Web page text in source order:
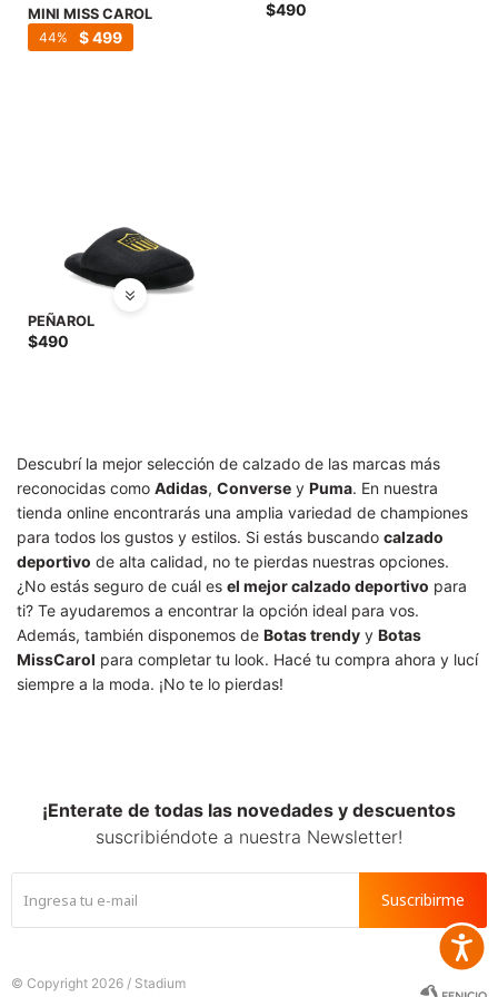
MINI MISS CAROL
$499
44
$490
PEÑAROL
$490
Descubrí la mejor selección de calzado de las marcas más
reconocidas como Adidas, Converse y Puma. En nuestra
tienda online encontrarás una amplia variedad de championes
para todos los gustos y estilos. Si estás buscando calzado
deportivo de alta calidad, no te pierdas nuestras opciones.
¿No estás seguro de cuál es el mejor calzado deportivo para
ti? Te ayudaremos a encontrar la opción ideal para vos.
Además, también disponemos de Botas trendy y Botas
MissCarol para completar tu look. Hacé tu compra ahora y lucí
siempre a la moda. ¡No te lo pierdas!
¡Enterate de todas las novedades y descuentos
suscribiéndote a nuestra Newsletter!
Suscribirme
© Copyright 2026 / Stadium